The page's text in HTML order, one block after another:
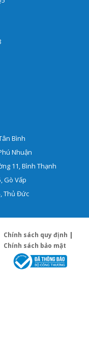
Bình
Nhuận
11, Bình Thạnh
Gò Vấp
Thủ Đức
Chính sách quy định |
Chính sách bảo mật